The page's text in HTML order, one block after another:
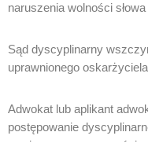
naruszenia wolności
Sąd dyscyplinarny
uprawnionego
Adwokat lub aplikant
postępowanie